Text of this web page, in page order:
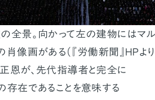
景。向かって左の建物にはマル
像画がある（『労働新聞』HPより
恩が、先代指導者と完全に
存在であることを意味する